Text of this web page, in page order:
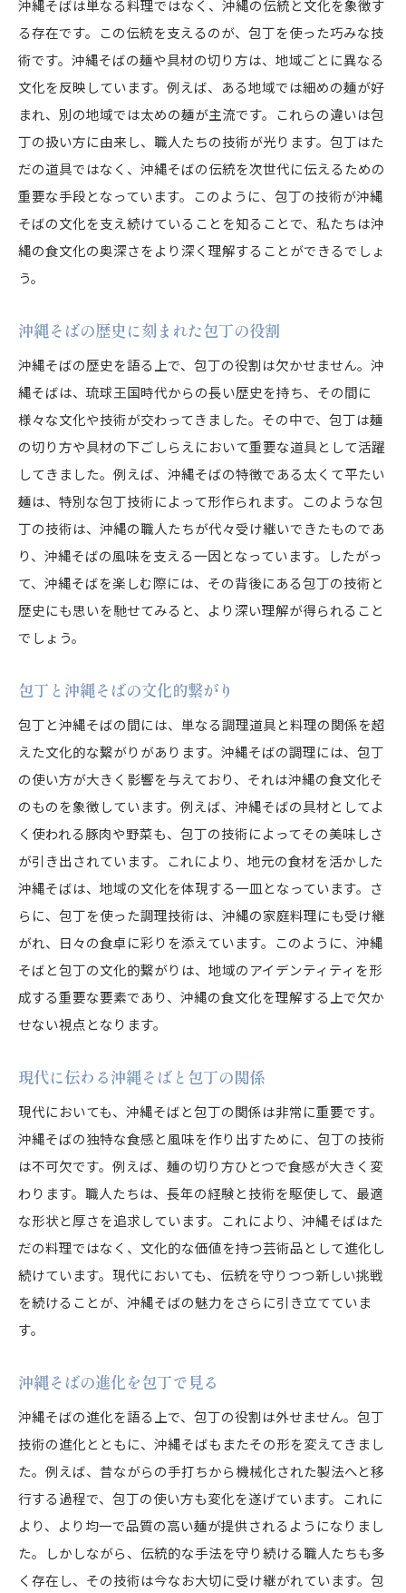
沖縄そばは単なる料理ではなく、沖縄の伝統と文化を象徴す
る存在です。この伝統を支えるのが、包丁を使った巧みな技
術です。沖縄そばの麺や具材の切り方は、地域ごとに異なる
文化を反映しています。例えば、ある地域では細めの麺が好
まれ、別の地域では太めの麺が主流です。これらの違いは包
丁の扱い方に由来し、職人たちの技術が光ります。包丁はた
だの道具ではなく、沖縄そばの伝統を次世代に伝えるための
重要な手段となっています。このように、包丁の技術が沖縄
そばの文化を支え続けていることを知ることで、私たちは沖
縄の食文化の奥深さをより深く理解することができるでしょ
う。
沖縄そばの歴史に刻まれた包丁の役割
沖縄そばの歴史を語る上で、包丁の役割は欠かせません。沖
縄そばは、琉球王国時代からの長い歴史を持ち、その間に
様々な文化や技術が交わってきました。その中で、包丁は麺
の切り方や具材の下ごしらえにおいて重要な道具として活躍
してきました。例えば、沖縄そばの特徴である太くて平たい
麺は、特別な包丁技術によって形作られます。このような包
丁の技術は、沖縄の職人たちが代々受け継いできたものであ
り、沖縄そばの風味を支える一因となっています。したがっ
て、沖縄そばを楽しむ際には、その背後にある包丁の技術と
歴史にも思いを馳せてみると、より深い理解が得られること
でしょう。
包丁と沖縄そばの文化的繋がり
包丁と沖縄そばの間には、単なる調理道具と料理の関係を超
えた文化的な繋がりがあります。沖縄そばの調理には、包丁
の使い方が大きく影響を与えており、それは沖縄の食文化そ
のものを象徴しています。例えば、沖縄そばの具材としてよ
く使われる豚肉や野菜も、包丁の技術によってその美味しさ
が引き出されています。これにより、地元の食材を活かした
沖縄そばは、地域の文化を体現する一皿となっています。さ
らに、包丁を使った調理技術は、沖縄の家庭料理にも受け継
がれ、日々の食卓に彩りを添えています。このように、沖縄
そばと包丁の文化的繋がりは、地域のアイデンティティを形
成する重要な要素であり、沖縄の食文化を理解する上で欠か
せない視点となります。
現代に伝わる沖縄そばと包丁の関係
現代においても、沖縄そばと包丁の関係は非常に重要です。
沖縄そばの独特な食感と風味を作り出すために、包丁の技術
は不可欠です。例えば、麺の切り方ひとつで食感が大きく変
わります。職人たちは、長年の経験と技術を駆使して、最適
な形状と厚さを追求しています。これにより、沖縄そばはた
だの料理ではなく、文化的な価値を持つ芸術品として進化し
続けています。現代においても、伝統を守りつつ新しい挑戦
を続けることが、沖縄そばの魅力をさらに引き立てていま
す。
沖縄そばの進化を包丁で見る
沖縄そばの進化を語る上で、包丁の役割は外せません。包丁
技術の進化とともに、沖縄そばもまたその形を変えてきまし
た。例えば、昔ながらの手打ちから機械化された製法へと移
行する過程で、包丁の使い方も変化を遂げています。これに
より、より均一で品質の高い麺が提供されるようになりまし
た。しかしながら、伝統的な手法を守り続ける職人たちも多
く存在し、その技術は今なお大切に受け継がれています。包